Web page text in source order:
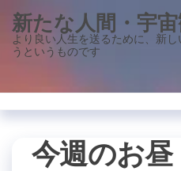
ン
に
新たな人間・宇
より良い人生を送るために、新
うというものです
今週のお昼